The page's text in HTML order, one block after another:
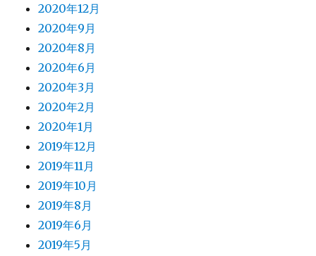
2020年12月
2020年9月
2020年8月
2020年6月
2020年3月
2020年2月
2020年1月
2019年12月
2019年11月
2019年10月
2019年8月
2019年6月
2019年5月